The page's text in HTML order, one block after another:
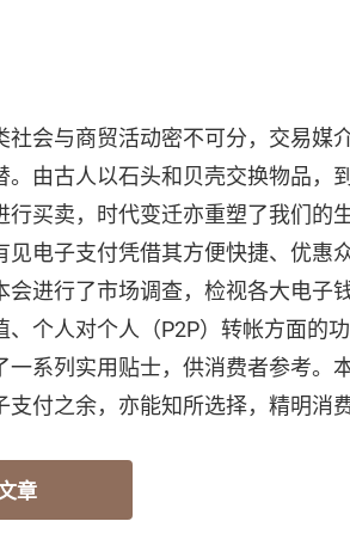
社会与商贸活动密不可分，交易媒
。由古人以石头和贝壳交换物品，
行买卖，时代变迁亦重塑了我们的
见电子支付凭借其方便快捷、优惠
会进行了市场调查，检视各大电子
、个人对个人（P2P）转帐方面的
一系列实用贴士，供消费者参考。
支付之余，亦能知所选择，精明消
章